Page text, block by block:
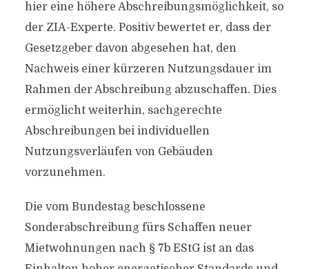
hier eine höhere Abschreibungsmöglichkeit, so
der ZIA-Experte. Positiv bewertet er, dass der
Gesetzgeber davon abgesehen hat, den
Nachweis einer kürzeren Nutzungsdauer im
Rahmen der Abschreibung abzuschaffen. Dies
ermöglicht weiterhin, sachgerechte
Abschreibungen bei individuellen
Nutzungsverläufen von Gebäuden
vorzunehmen.
Die vom Bundestag beschlossene
Sonderabschreibung fürs Schaffen neuer
Mietwohnungen nach § 7b EStG ist an das